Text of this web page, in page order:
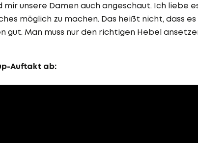
unsere Damen auch angeschaut. Ich liebe
möglich zu machen. Das heißt nicht, dass es
gut. Man muss nur den richtigen Hebel
Auftakt ab: